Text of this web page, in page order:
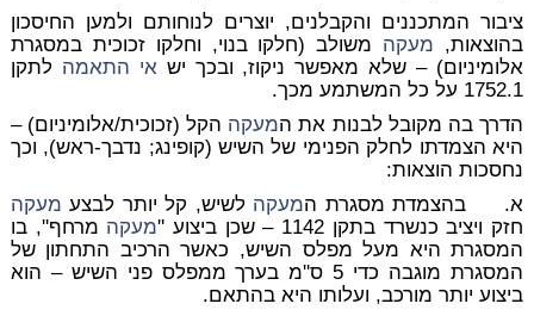
ציבור המתכננים והקבלנים, יוצרים לנוחותם ולמען החיסכון
בהוצאות, מעקה משולב (חלקו בנוי, וחלקו זכוכית במסגרת
אלומיניום) – שלא מאפשר ניקוז, ובכך יש אי התאמה לתקן
1752.1 על כל המשתמע מכך.
הדרך בה מקובל לבנות את המעקה הקל (זכוכית/אלומיניום) –
היא הצמדתו לחלק הפנימי של השיש (קופינג; נדבך-ראש), וכך
נחסכות הוצאות:
א. בהצמדת מסגרת המעקה לשיש, קל יותר לבצע מעקה
חזק ויציב כנשרד בתקן 1142 – שכן ביצוע ''
מעקה מרחף'', בו
המסגרת היא מעל מפלס השיש, כאשר הרכיב התחתון של
המסגרת מוגבה כדי 5 ס''מ בערך ממפלס פני השיש – הוא
ביצוע יותר מורכב, ועלותו היא בהתאם.